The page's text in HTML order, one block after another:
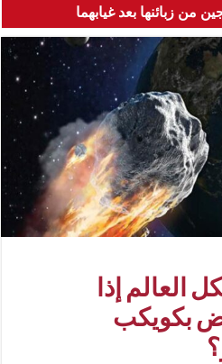
من زبائنها بعد غيابهما
العالم إذا
بكويكب